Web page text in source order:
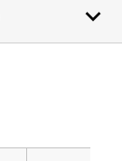
keyboard_arrow_down